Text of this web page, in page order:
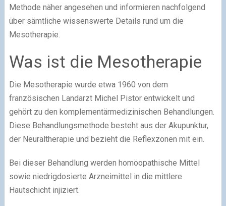
Methode näher angesehen und informieren nachfolgend
über sämtliche wissenswerte Details rund um die
Mesotherapie.
Was ist die Mesotherapie
Die Mesotherapie wurde etwa 1960 von dem
französischen Landarzt Michel Pistor entwickelt und
gehört zu den komplementärmedizinischen Behandlungen.
Diese Behandlungsmethode besteht aus der Akupunktur,
der Neuraltherapie und bezieht die Reflexzonen mit ein.
Bei dieser Behandlung werden homöopathische Mittel
sowie niedrigdosierte Arzneimittel in die mittlere
Hautschicht injiziert.